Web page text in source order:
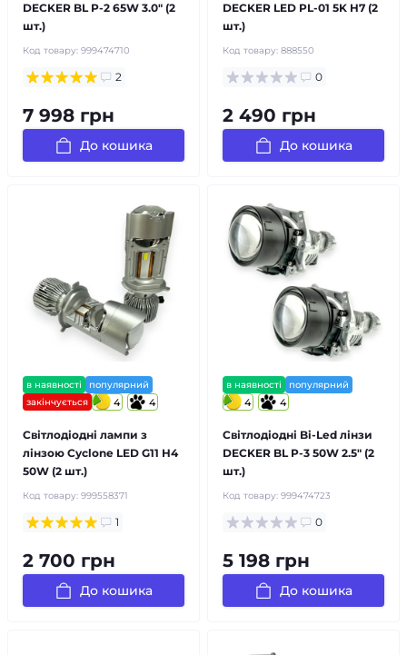
DECKER BL P-2 65W 3.0" (2
шт.)
Код товару: 999474710
2
7 998 грн
До кошика
DECKER LED PL-01 5K H7 (2
шт.)
Код товару: 888550
0
2 490 грн
До кошика
в наявності
популярний
закінчується
4 4
Світлодіодні лампи з
лінзою Cyclone LED G11 H4
50W (2 шт.)
Код товару: 999558371
1
2 700 грн
До кошика
в наявності популярний
4 4
Світлодіодні Bi-Led лінзи
DECKER BL P-3 50W 2.5" (2
шт.)
Код товару: 999474723
0
5 198 грн
До кошика